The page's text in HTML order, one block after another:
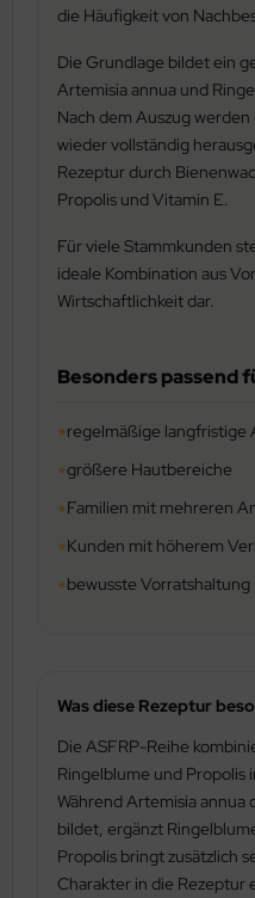
die Häufigkeit von
Die Grundlage bildet ein
Artemisia annua und
Nach dem Auszug
wieder vollständig
Rezeptur durch
Propolis und Vitamin E.
Für viele Stammkunden
ideale Kombination aus
Wirtschaftlichkeit dar.
Besonders passend
•regelmäßige langfristige
•größere Hautbereiche
•Familien mit mehreren
•Kunden mit höherem
•bewusste Vorratshaltung
Was diese Rezeptur
Die ASFRP-Reihe
Ringelblume und Propolis
Während Artemisia annua
bildet, ergänzt
Propolis bringt zusätzlich
Charakter in die Rezeptur